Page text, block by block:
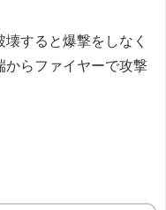
すると爆撃をしなく
からファイヤーで攻撃